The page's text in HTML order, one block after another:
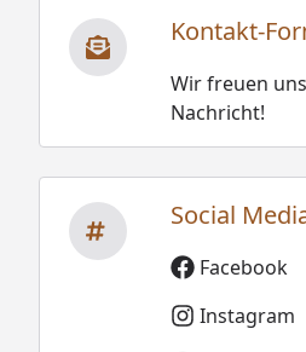
Kontakt-
Wir freuen
Nachricht!
Social
Facebook
Instagram